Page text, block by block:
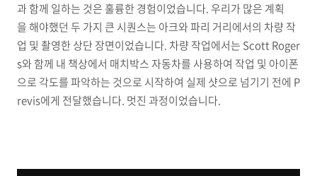
과 함께 일하는 것은 훌륭한 경험이었습니다. 우리가 많은 계획
을 해야했던 두 가지 큰 시퀀스는 아크와 파리 거리에서의 차량 작
업 및 촬영한 상단 장면이었습니다. 차량 작업에서는 Scott Roger
s와 함께 내 책상에서 매치박스 자동차를 사용하여 작업 및 아이폰
으로 각도를 파악하는 것으로 시작하여 실제 샷으로 넘기기 전에 P
revis에게 전달했습니다. 멋진 과정이었습니다.